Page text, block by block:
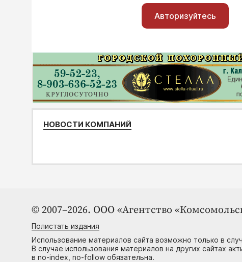
Авторизуйтесь
НОВОСТИ КОМПАНИЙ
© 2007–2026. ООО «Агентство
Полистать издания
Использование материалов сайта возможно только в
В случае использования материалов на других сайтах
в no-index, no-follow обязательна.